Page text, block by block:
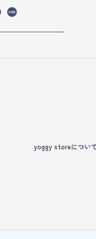
yoggy storeについ